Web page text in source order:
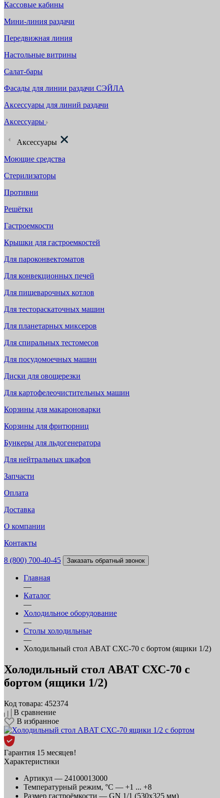
Кассовые кабины
Мини-линия раздачи
Передвижная линия
Настольные витрины
Салат-бары
Фасады для линии раздачи СЭЙЛА
Аксессуары для линий раздачи
Аксессуары
Аксессуары
Моющие средства
Стерилизаторы
Противни
Решётки
Гастроемкости
Крышки для гастроемкостей
Для пароконвектоматов
Для конвекционных печей
Для пищеварочных котлов
Для тестораскаточных машин
Для планетарных миксеров
Для спиральных тестомесов
Для посудомоечных машин
Диски для овощерезки
Для картофелеочистительных машин
Корзины для макароноварки
Корзины для фритюрниц
Бункеры для льдогенератора
Для нейтральных шкафов
Запчасти
Оплата
Доставка
О компании
Контакты
8 (800) 700-40-45 Заказать обратный звонок
Главная
—
Каталог
—
Холодильное оборудование
—
Столы холодильные
—
Холодильный стол ABAT СХС-70 с бортом (ящики 1/2)
Холодильный стол ABAT СХС-70 с
бортом (ящики 1/2)
Код товара: 452374
В сравнение
В избранное
Гарантия 15 месяцев!
Характеристики
Артикул — 24100013000
Температурный режим, °C — +1 ... +8
Размер гастроёмкости — GN 1/1 (530x325 мм)